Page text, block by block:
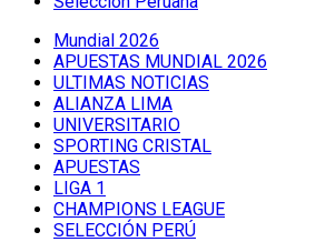
Mundial 2026
APUESTAS MUNDIAL 2026
ULTIMAS NOTICIAS
ALIANZA LIMA
UNIVERSITARIO
SPORTING CRISTAL
APUESTAS
LIGA 1
CHAMPIONS LEAGUE
SELECCIÓN PERÚ